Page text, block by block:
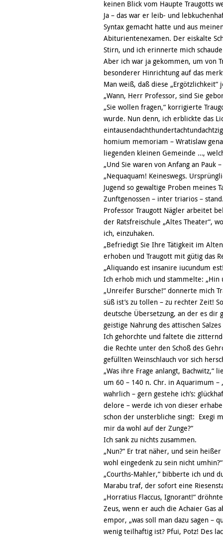
keinen Blick vom Haupte Traugotts
Ja – das war er leib- und
Syntax gemacht hatte und aus
Abiturientenexamen. Der eiskalte
Stirn, und ich erinnerte mich
Aber ich war ja gekommen, um von
besonderer Hinrichtung auf das
Man weiß, daß diese
„Wann, Herr Professor, sind Sie
„Sie wollen fragen,“ korrigierte
wurde. Nun denn, ich erblickte das
homium memoriam – Wratislaw
liegenden kleinen Gemeinde …,
„Und Sie waren von Anfang an Pauk
„Nequaquam! Keineswegs.
Jugend so gewaltige Proben meines
Zunftgenossen – inter triarios –
Professor Traugott Nägler arbeitet
der Ratsfreischule „Altes Theater“,
ich, einzuhaken.
„Befriedigt Sie Ihre Tätigkeit im
erhoben und Traugott mit gütig das
„Aliquando est insanire iucundum
Ich erhob mich und stammelte: „Hin
„Unreifer Bursche!“ donnerte mich
süß ist’s zu tollen – zu rechter Zeit!
deutsche Übersetzung, an der es
geistige Nahrung des attischen
Ich gehorchte und faltete die
die Rechte unter den Schoß des
gefüllten Weinschlauch vor sich
„Was ihre Frage anlangt, Bachwitz,“
um 60 – 140 n. Chr. in Aquarimum –
wahrlich – gern gestehe ich’s:
delore – werde ich von dieser
schon der unsterbliche singt: Exegi
mir da wohl auf der Zunge?“
Ich sank zu nichts zusammen.
„Nun?“ Er trat näher, und sein
wohl eingedenk zu sein nicht umhin?“
„Courths-Mahler,“ bibberte ich und
Marabu traf, der sofort eine
„Horratius Flaccus, Ignorant!“
Zeus, wenn er auch die Achaier Gas
empor, „was soll man dazu sagen –
wenig teilhaftig ist? Pfui, Potz! Des